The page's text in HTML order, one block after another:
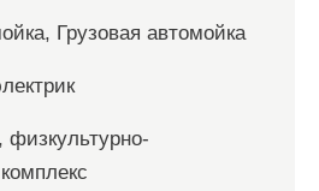
Грузовая автомойка